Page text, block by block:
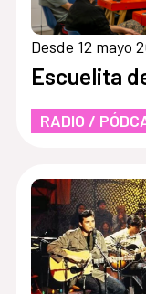
Desde 12 mayo
Escuelita
RADIO /